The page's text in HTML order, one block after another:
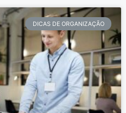
DICAS DE ORGANIZAÇÃO